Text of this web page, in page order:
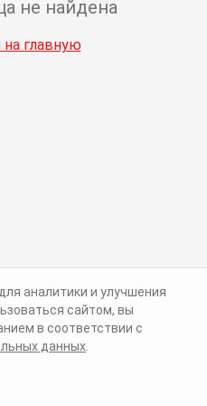
не найдена
на главную
аналитики и улучшения
сайтом, вы
в соответствии с
данных